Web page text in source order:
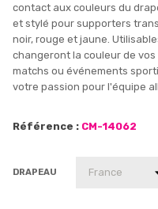
contact aux couleurs du
et stylé pour supporters
noir, rouge et jaune.
changeront la couleur de
matchs ou événements
votre passion pour l'équipe
Référence : CM-14062
DRAPEAU